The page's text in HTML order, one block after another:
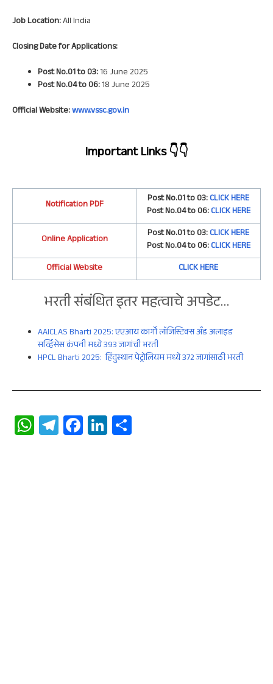
Job Location:All India
Closing Date for Applications:
Post No.01 to 03:16 June 2025
Post No.04 to 06:18 June 2025
Official Website:www.vssc.gov.in
Important Links👇👇
Notification PDF Post No.01 to 03:CLICK HERE
Post No.04 to 06:CLICK HERE
Online Application
Post No.01 to 03:CLICK HERE
Post No.04 to 06:CLICK HERE
Official Website
CLICK HERE
भरती संबंधित इतर महत्वाचे अपडेट…
AAICLAS Bharti 2025: एएआय कार्गो लॉजिस्टिक्स अँड अलाइड
सर्व्हिसेस कंपनी मध्ये 393 जागांची भरती
HPCL Bharti 2025: हिंदुस्थान पेट्रोलियम मध्ये 372 जागांसाठी भरती
W
ha
Te
le
Fa
ce
Li
n